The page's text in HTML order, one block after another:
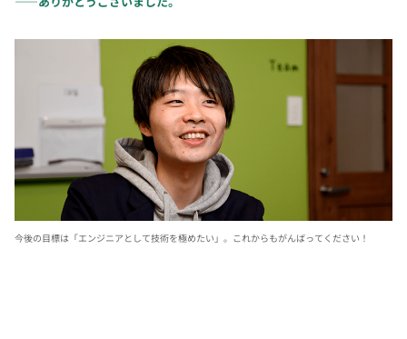
今後の目標は「エンジニアとして技術を極めたい」。これからもがんばってください！